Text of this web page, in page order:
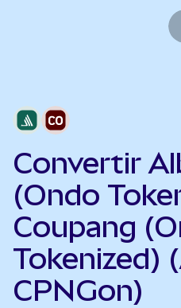
Convertir
(Ondo
Coupang
Tokenized)
CPNGon)